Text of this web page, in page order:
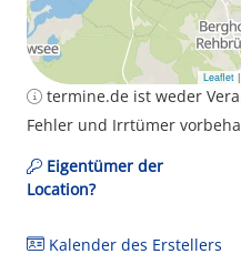
Leaflet |
termine.de ist weder
Fehler und Irrtümer
Eigentümer der
Location?
Kalender des Erstellers